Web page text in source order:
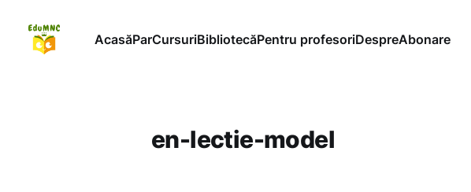
AcasăParCursuriBibliotecăPentru profesoriDespreAbonare
en-lectie-model